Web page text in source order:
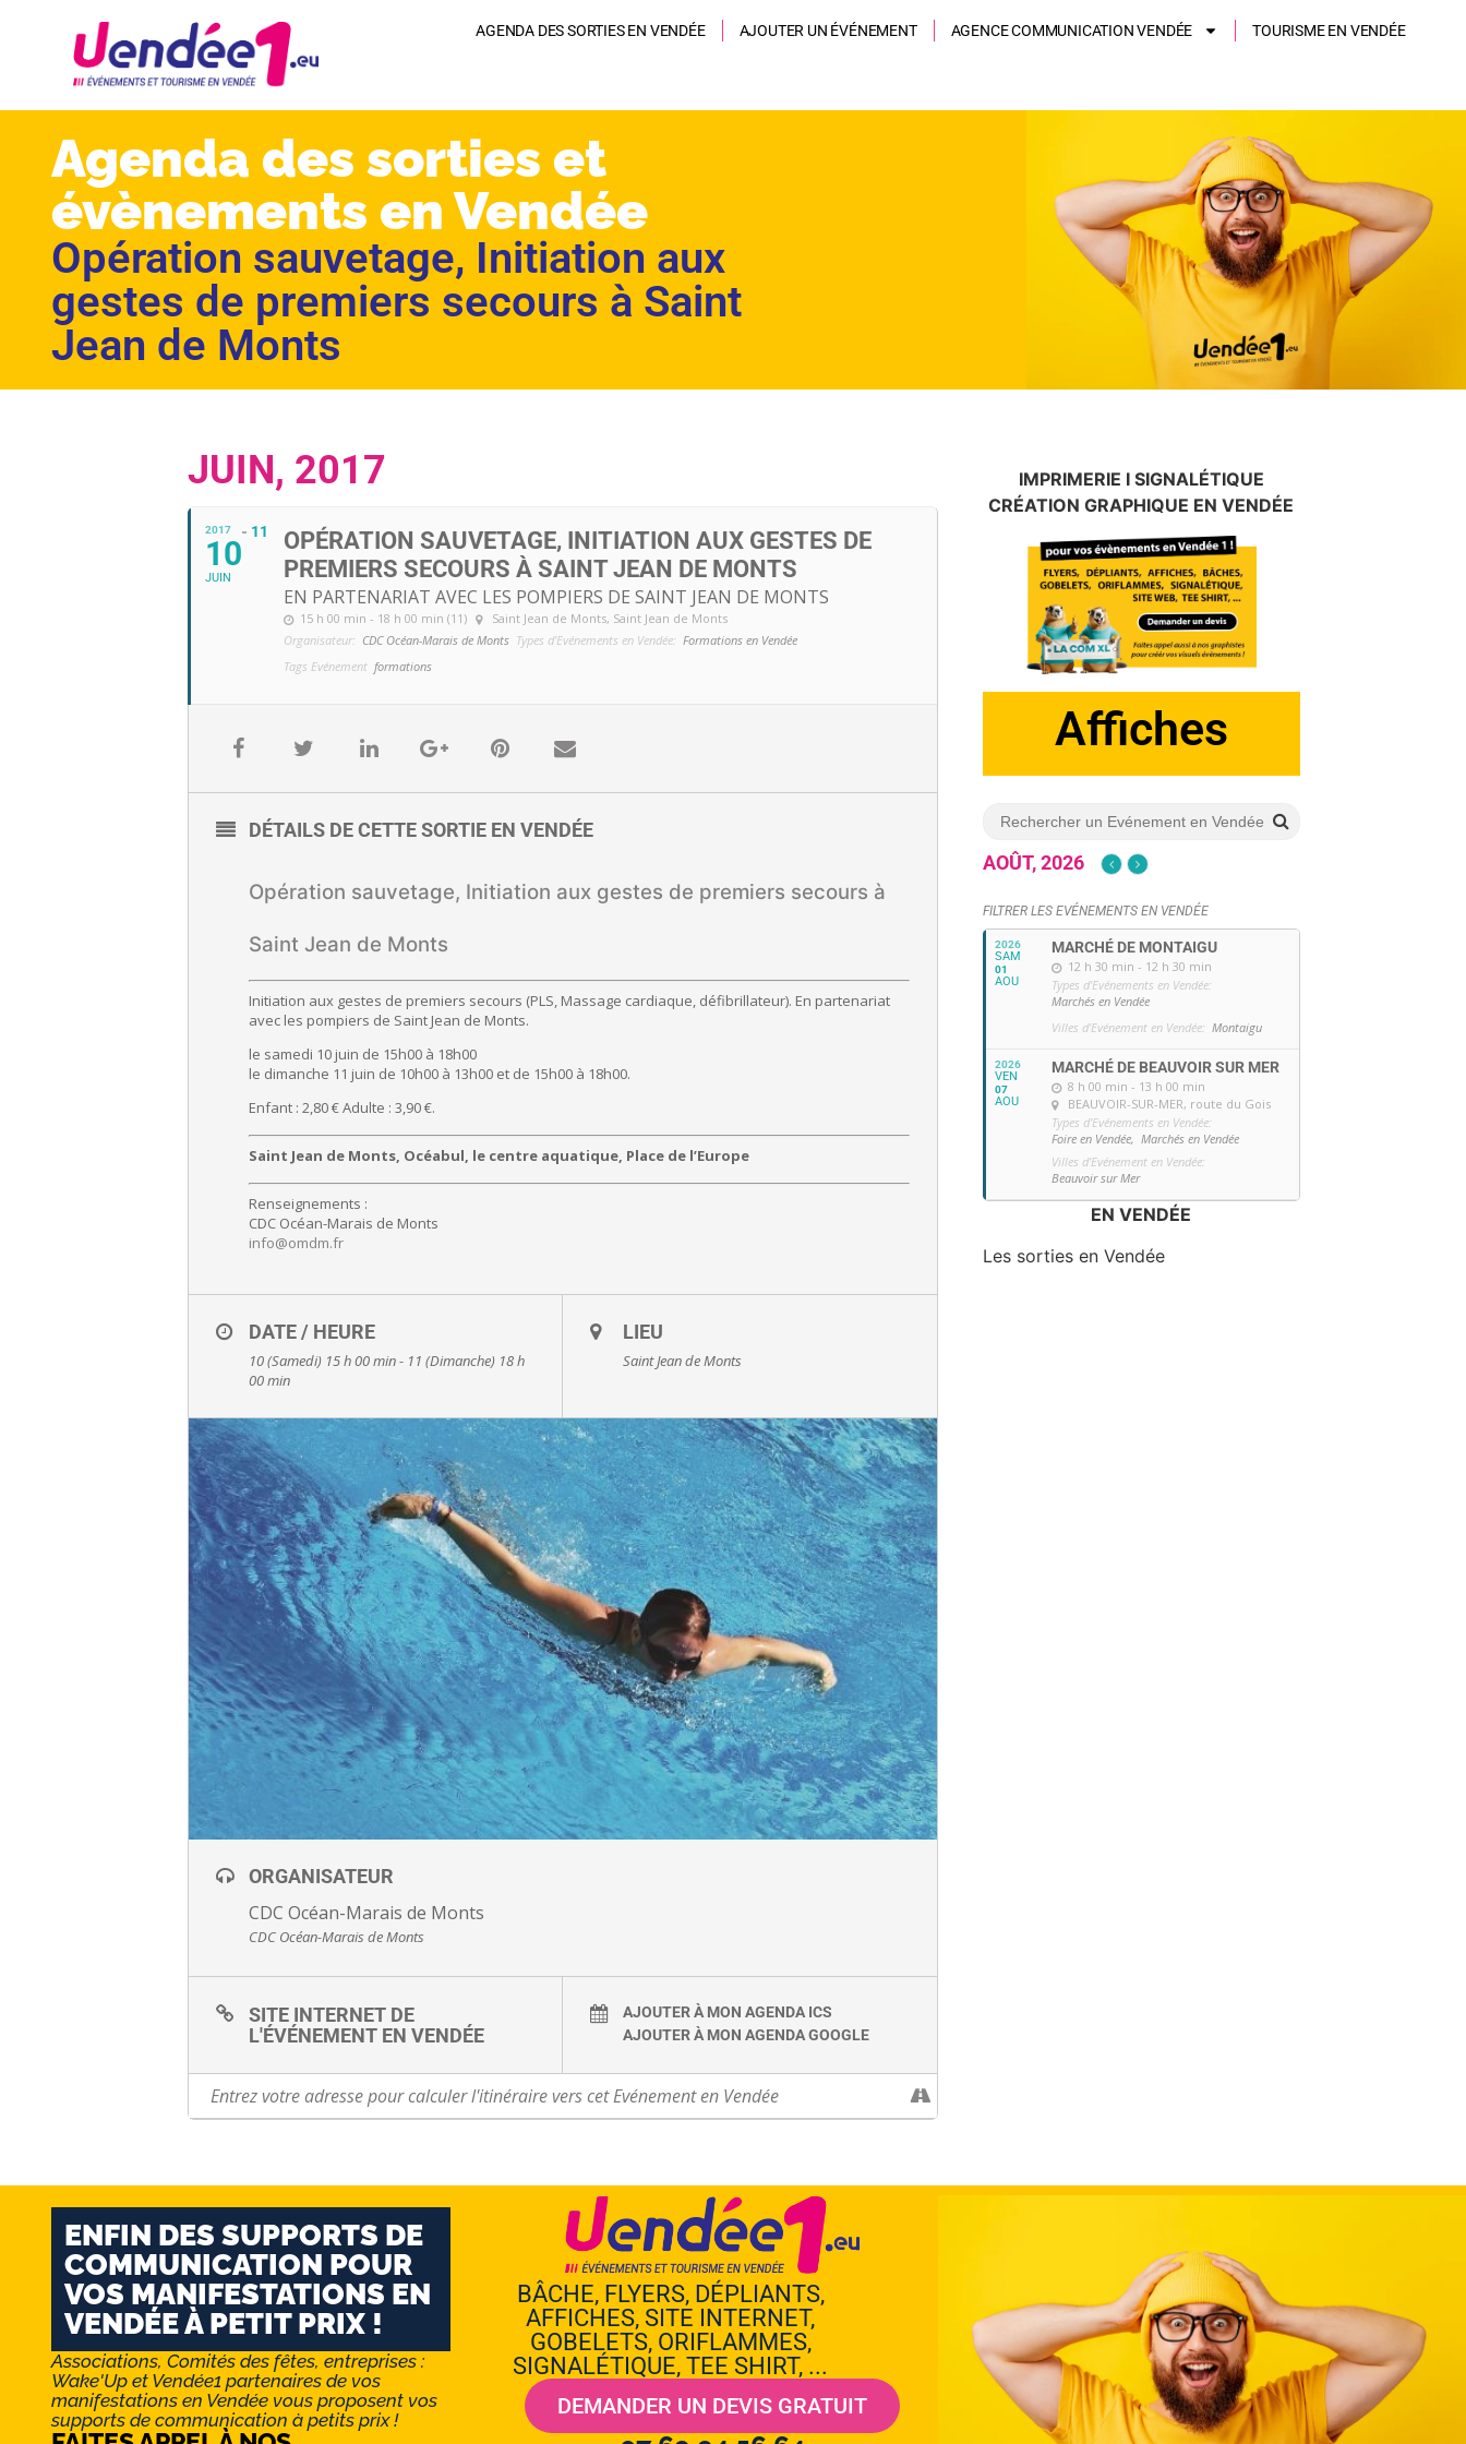
AGENDA DES SORTIES EN VENDÉE AJOUTER UN ÉVÉNEMENT AGENCE COMMUNICATION VENDÉE TOURISME EN VENDÉE
Agenda des sorties et
évènements en Vendée
Opération sauvetage, Initiation aux
gestes de premiers secours à Saint
Jean de Monts
JUIN, 2017
2017
10
JUIN
11
OPÉRATION SAUVETAGE, INITIATION AUX GESTES DE
PREMIERS SECOURS À SAINT JEAN DE MONTS
EN PARTENARIAT AVEC LES POMPIERS DE SAINT JEAN DE MONTS
15 h 00 min - 18 h 00 min (11) Saint Jean de Monts, Saint Jean de Monts
Organisateur: CDC Océan-Marais de Monts Types d'Evénements en Vendée: Formations en Vendée
Tags Evénement formations
DÉTAILS DE CETTE SORTIE EN VENDÉE
Opération sauvetage, Initiation aux gestes de premiers secours à
Saint Jean de Monts
Initiation aux gestes de premiers secours (PLS, Massage cardiaque, défibrillateur). En partenariat
avec les pompiers de Saint Jean de Monts.
le samedi 10 juin de 15h00 à 18h00
le dimanche 11 juin de 10h00 à 13h00 et de 15h00 à 18h00.
Enfant : 2,80 € Adulte : 3,90 €.
Saint Jean de Monts, Océabul, le centre aquatique, Place de l’Europe
Renseignements :
CDC Océan-Marais de Monts
info@omdm.fr
DATE / HEURE
10 (Samedi) 15 h 00 min - 11 (Dimanche) 18 h
00 min
LIEU
Saint Jean de Monts
ORGANISATEUR
CDC Océan-Marais de Monts
CDC Océan-Marais de Monts
SITE INTERNET DE
L'ÉVÉNEMENT EN VENDÉE
AJOUTER À MON AGENDA ICS
AJOUTER À MON AGENDA GOOGLE
IMPRIMERIE I SIGNALÉTIQUE
CRÉATION GRAPHIQUE EN VENDÉE
Dépliants
AOÛT, 2026
FILTRER LES EVÉNEMENTS EN VENDÉE
2026
SAM
01
AOU
MARCHÉ DE MONTAIGU
12 h 30 min - 12 h 30 min
Types d'Evénements en Vendée:
Marchés en Vendée
Villes d'Evénement en Vendée: Montaigu
2026
VEN
07
AOU
MARCHÉ DE BEAUVOIR SUR MER
8 h 00 min - 13 h 00 min
BEAUVOIR-SUR-MER, route du Gois
Types d'Evénements en Vendée:
Foire en Vendée, Marchés en Vendée
Villes d'Evénement en Vendée:
Beauvoir sur Mer
EN VENDÉE
Les sorties en Vendée
ENFIN DES SUPPORTS DE
COMMUNICATION POUR
VOS MANIFESTATIONS EN
VENDÉE À PETIT PRIX !
Associations, Comités des fêtes, entreprises :
Wake'Up et Vendée1 partenaires de vos
manifestations en Vendée vous proposent vos
supports de communication à petits prix !
BÂCHE, FLYERS, DÉPLIANTS,
AFFICHES, SITE INTERNET,
GOBELETS, ORIFLAMMES,
SIGNALÉTIQUE, TEE SHIRT, ...
DEMANDER UN DEVIS GRATUIT